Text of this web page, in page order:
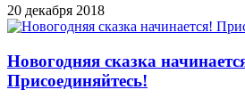
20 декабря 2018
Новогодняя сказка
Присоединяйтесь!